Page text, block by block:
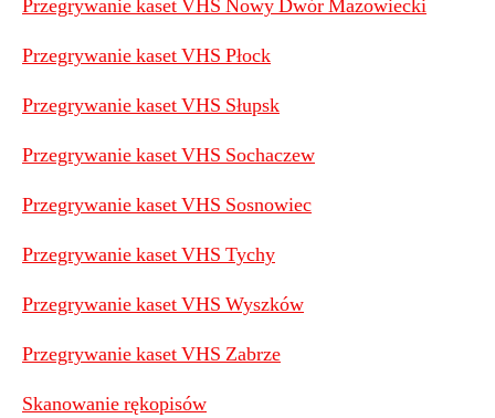
Przegrywanie kaset VHS Nowy Dwór Mazowiecki
Przegrywanie kaset VHS Płock
Przegrywanie kaset VHS Słupsk
Przegrywanie kaset VHS Sochaczew
Przegrywanie kaset VHS Sosnowiec
Przegrywanie kaset VHS Tychy
Przegrywanie kaset VHS Wyszków
Przegrywanie kaset VHS Zabrze
Skanowanie rękopisów